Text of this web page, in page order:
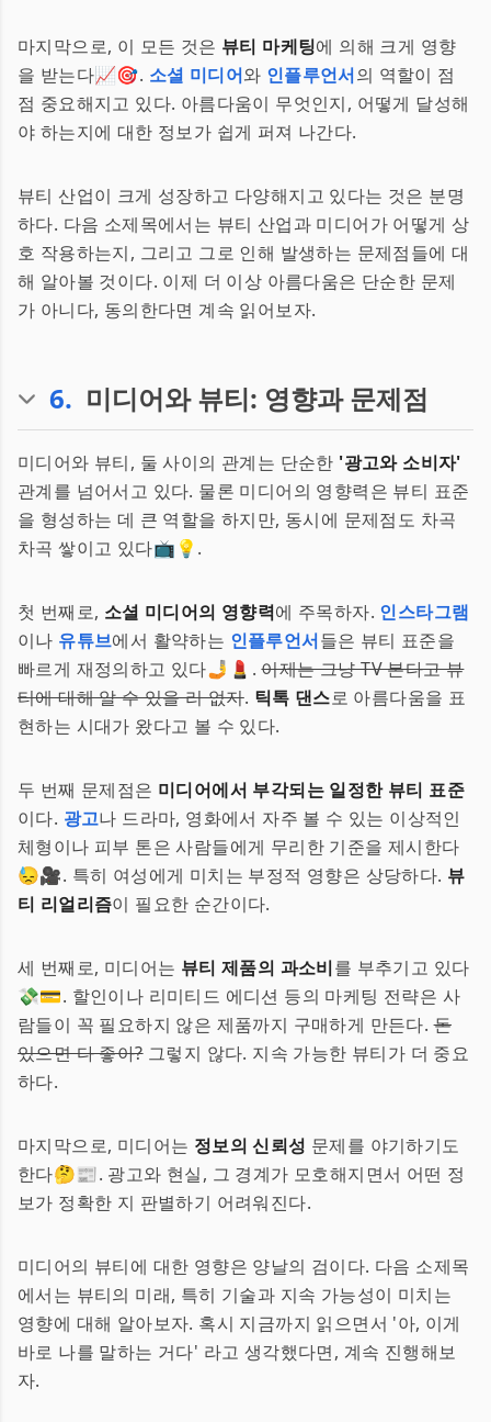
마지막으로, 이 모든 것은 뷰티 마케팅에 의해 크게 영향
을 받는다📈🎯. 소셜 미디어와 인플루언서의 역할이 점
점 중요해지고 있다. 아름다움이 무엇인지, 어떻게 달성해
야 하는지에 대한 정보가 쉽게 퍼져 나간다.
뷰티 산업이 크게 성장하고 다양해지고 있다는 것은 분명
하다. 다음 소제목에서는 뷰티 산업과 미디어가 어떻게 상
호 작용하는지, 그리고 그로 인해 발생하는 문제점들에 대
해 알아볼 것이다. 이제 더 이상 아름다움은 단순한 문제
가 아니다, 동의한다면 계속 읽어보자.
6. 미디어와 뷰티: 영향과 문제점
미디어와 뷰티, 둘 사이의 관계는 단순한 '광고와 소비자'
관계를 넘어서고 있다. 물론 미디어의 영향력은 뷰티 표준
을 형성하는 데 큰 역할을 하지만, 동시에 문제점도 차곡
차곡 쌓이고 있다📺💡.
첫 번째로, 소셜 미디어의 영향력에 주목하자. 인스타그램
이나 유튜브에서 활약하는 인플루언서들은 뷰티 표준을
빠르게 재정의하고 있다🤳💄.이제는 그냥 TV 본다고 뷰
티에 대해 알 수 있을 리 없지. 틱톡 댄스로 아름다움을 표
현하는 시대가 왔다고 볼 수 있다.
두 번째 문제점은 미디어에서 부각되는 일정한 뷰티 표준
이다. 광고나 드라마, 영화에서 자주 볼 수 있는 이상적인
체형이나 피부 톤은 사람들에게 무리한 기준을 제시한다
😓🎥. 특히 여성에게 미치는 부정적 영향은 상당하다. 뷰
티 리얼리즘이 필요한 순간이다.
세 번째로, 미디어는 뷰티 제품의 과소비를 부추기고 있다
💸💳. 할인이나 리미티드 에디션 등의 마케팅 전략은 사
람들이 꼭 필요하지 않은 제품까지 구매하게 만든다.돈
있으면 다 좋아?그렇지 않다. 지속 가능한 뷰티가 더 중요
하다.
마지막으로, 미디어는 정보의 신뢰성 문제를 야기하기도
한다🤔📰. 광고와 현실, 그 경계가 모호해지면서 어떤 정
보가 정확한 지 판별하기 어려워진다.
미디어의 뷰티에 대한 영향은 양날의 검이다. 다음 소제목
에서는 뷰티의 미래, 특히 기술과 지속 가능성이 미치는
영향에 대해 알아보자. 혹시 지금까지 읽으면서 '아, 이게
바로 나를 말하는 거다' 라고 생각했다면, 계속 진행해보
자.